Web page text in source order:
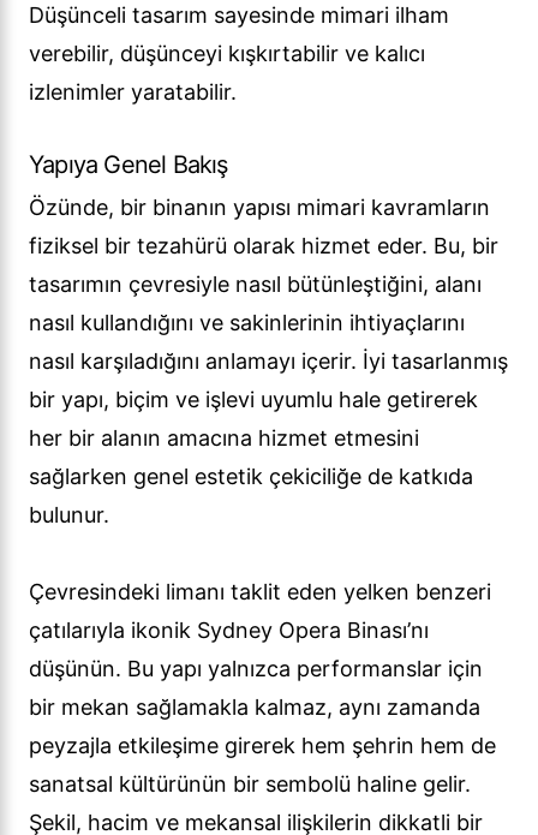
Düşünceli tasarım sayesinde mimari ilham
verebilir, düşünceyi kışkırtabilir ve kalıcı
izlenimler yaratabilir.
Yapıya Genel Bakış
Özünde, bir binanın yapısı mimari kavramların
fiziksel bir tezahürü olarak hizmet eder. Bu, bir
tasarımın çevresiyle nasıl bütünleştiğini, alanı
nasıl kullandığını ve sakinlerinin ihtiyaçlarını
nasıl karşıladığını anlamayı içerir. İyi tasarlanmış
bir yapı, biçim ve işlevi uyumlu hale getirerek
her bir alanın amacına hizmet etmesini
sağlarken genel estetik çekiciliğe de katkıda
bulunur.
Çevresindeki limanı taklit eden yelken benzeri
çatılarıyla ikonik Sydney Opera Binası’nı
düşünün. Bu yapı yalnızca performanslar için
bir mekan sağlamakla kalmaz, aynı zamanda
peyzajla etkileşime girerek hem şehrin hem de
sanatsal kültürünün bir sembolü haline gelir.
Şekil, hacim ve mekansal ilişkilerin dikkatli bir